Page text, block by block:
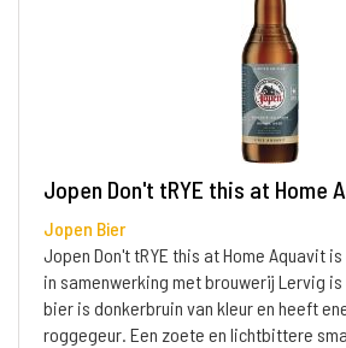
Jopen Don't tRYE this at Home
Jopen Bier
Jopen Don't tRYE this at Home Aquavit
in samenwerking met brouwerij Lervig
bier is donkerbruin van kleur en heeft
roggegeur. Een zoete en lichtbittere